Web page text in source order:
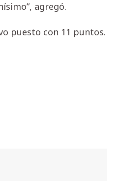
agregó.
puesto con 11 puntos.